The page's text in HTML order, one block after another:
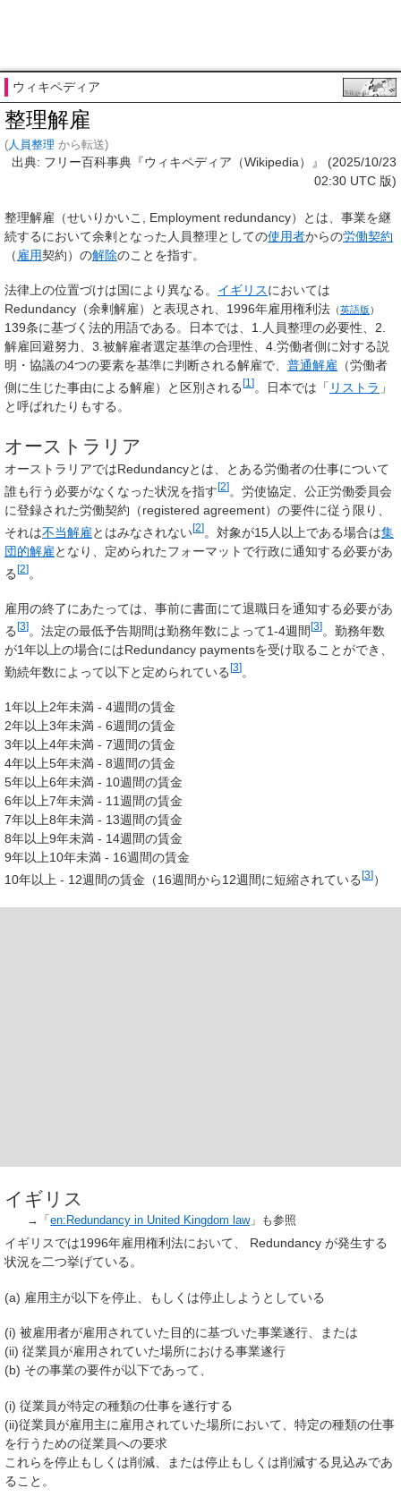
ウィキペディア
整理解雇
(人員整理 から転送)
出典: フリー百科事典『ウィキペディア（Wikipedia）』 (2025/10/23
02:30 UTC 版)
整理解雇 （せいりかいこ, Employment redundancy）とは、事業を継
続するにおいて余剰となった人員整理としての使用者からの労働契約
（ 雇用契約）の解除のことを指す。
法律上の位置づけは国により異なる。 イギリスにおいては
Redundancy （余剰解雇）と表現され、 1996年雇用権利法 （英語版 ）
139条に基づく法的用語である。日本では、1.人員整理の必要性、2.
解雇回避努力、3.被解雇者選定基準の合理性、4.労働者側に対する説
明・協議の4つの要素を基準に判断される解雇で、 普通解雇 （労働者
側に生じた事由による解雇）と区別される [1 ] 。日本では「 リストラ 」
と呼ばれたりもする。
オーストラリア
オーストラリアではRedundancyとは、とある労働者の仕事について
誰も行う必要がなくなった状況を指す[2] 。労使協定、公正労働委員会
に登録された労働契約（registered agreement）の要件に従う限り、
それは不当解雇とはみなされない[2] 。対象が15人以上である場合は集
団的解雇となり、定められたフォーマットで行政に通知する必要があ
る[2]。
雇用の終了にあたっては、事前に書面にて退職日を通知する必要があ
る[3]。法定の最低予告期間は勤務年数によって1-4週間[3]。勤務年数
が1年以上の場合にはRedundancy paymentsを受け取ることができ、
勤続年数によって以下と定められている[3]。
1年以上2年未満 - 4週間の賃金
2年以上3年未満 - 6週間の賃金
3年以上4年未満 - 7週間の賃金
4年以上5年未満 - 8週間の賃金
5年以上6年未満 - 10週間の賃金
6年以上7年未満 - 11週間の賃金
7年以上8年未満 - 13週間の賃金
8年以上9年未満 - 14週間の賃金
9年以上10年未満 - 16週間の賃金
10年以上 - 12週間の賃金（16週間から12週間に短縮されている[3]）
イギリス
→「en:Redundancy in United Kingdom law」も参照
イギリスでは1996年雇用権利法において、 Redundancy が発生する
状況を二つ挙げている。
(a) 雇用主が以下を停止、もしくは停止しようとしている
(i) 被雇用者が雇用されていた目的に基づいた事業遂行、または
(ii) 従業員が雇用されていた場所における事業遂行
(b) その事業の要件が以下であって、
(i) 従業員が特定の種類の仕事を遂行する
(ii)従業員が雇用主に雇用されていた場所において、特定の種類の仕事
を行うための従業員への要求
これらを停止もしくは削減、または停止もしくは削減する見込みであ
ること。